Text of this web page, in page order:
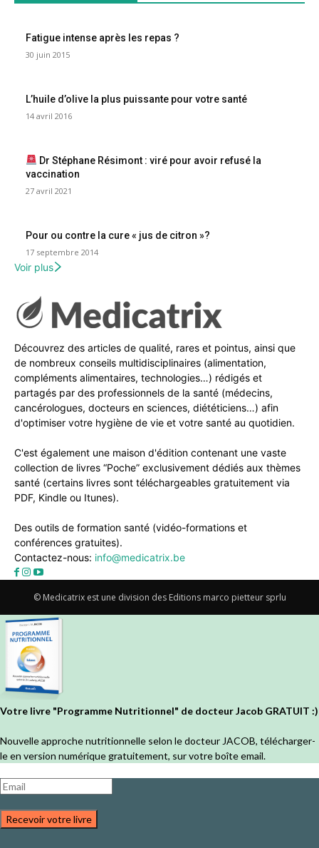
Fatigue intense après les repas ?
30 juin 2015
L’huile d’olive la plus puissante pour votre santé
14 avril 2016
Dr Stéphane Résimont : viré pour avoir refusé la
vaccination
27 avril 2021
Pour ou contre la cure « jus de citron »?
17 septembre 2014
Voir plus
Découvrez des articles de qualité, rares et pointus, ainsi que
de nombreux conseils multidisciplinaires (alimentation,
compléments alimentaires, technologies…) rédigés et
partagés par des professionnels de la santé (médecins,
cancérologues, docteurs en sciences, diététiciens…) afin
d'optimiser votre hygiène de vie et votre santé au quotidien.
C'est également une maison d'édition contenant une vaste
collection de livres “Poche” exclusivement dédiés aux thèmes
santé (certains livres sont téléchargeables gratuitement via
PDF, Kindle ou Itunes).
Des outils de formation santé (vidéo-formations et
conférences gratuites).
Contactez-nous: info@medicatrix.be
© Medicatrix est une division des Editions marco pietteur sprlu
Votre livre "Programme Nutritionnel" de docteur Jacob GRATUIT :)
Nouvelle approche nutritionnelle selon le docteur JACOB, télécharger-
le en version numérique gratuitement, sur votre boîte email.
Recevoir votre livre